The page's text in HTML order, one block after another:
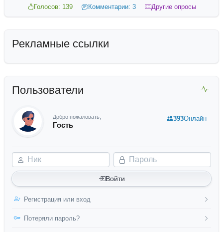
Голосов: 139 Комментарии: 3 Другие опросы
Рекламные ссылки
Пользователи
Добро пожаловать,
Гость
Ник Пароль
Войти
Регистрация или вход
Потеряли пароль?
393Онлайн